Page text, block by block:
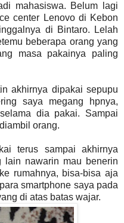
mahasiswa. Belum lagi
center Lenovo di Kebon
di Bintaro. Lelah
beberapa orang yang
masa pakainya paling
akhirnya dipakai sepupu
saya megang hpnya,
dia pakai. Sampai
orang.
terus sampai akhirnya
lain nawarin mau benerin
rumahnya, bisa-bisa aja
smartphone saya pada
di atas batas wajar.